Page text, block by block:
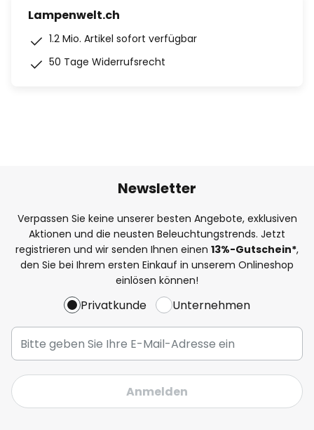
Lampenwelt.ch
1.2 Mio. Artikel sofort verfügbar
50 Tage Widerrufsrecht
Newsletter
Verpassen Sie keine unserer besten Angebote, exklusiven
Aktionen und die neusten Beleuchtungstrends. Jetzt
registrieren und wir senden Ihnen einen 13%-Gutschein*,
den Sie bei Ihrem ersten Einkauf in unserem Onlineshop
einlösen können!
Privatkunde Unternehmen
Anmelden